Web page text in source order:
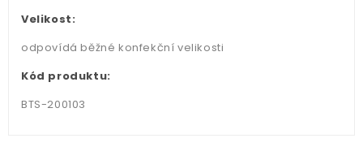
Velikost:
odpovídá běžné konfekční velikosti
Kód produktu:
BTS-200103